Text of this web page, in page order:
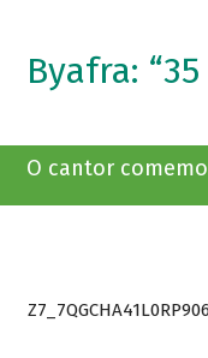
Byafra:
O cantor